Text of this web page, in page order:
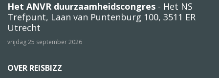
Het ANVR duurzaamheidscongres - Het NS
Trefpunt, Laan van Puntenburg 100, 3511 ER
Utrecht
vrijdag 25 september 2026
OVER REISBIZZ